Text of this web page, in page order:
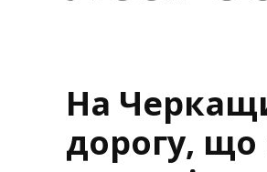
На
дорогу, що